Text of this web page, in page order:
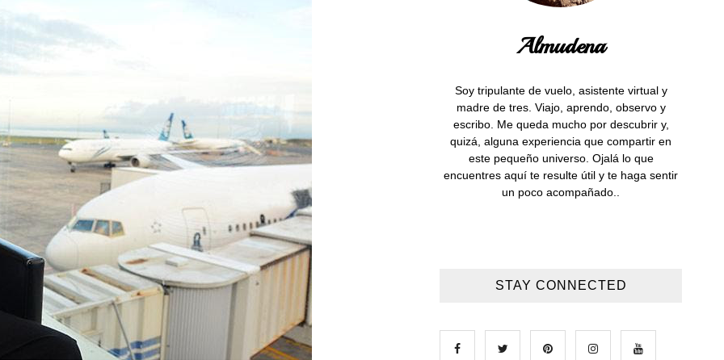
Almudena
Soy tripulante de vuelo, asistente virtual y
madre de tres. Viajo, aprendo, observo y
escribo. Me queda mucho por descubrir y,
quizá, alguna experiencia que compartir en
este pequeño universo. Ojalá lo que
encuentres aquí te resulte útil y te haga sentir
un poco acompañado..
STAY CONNECTED